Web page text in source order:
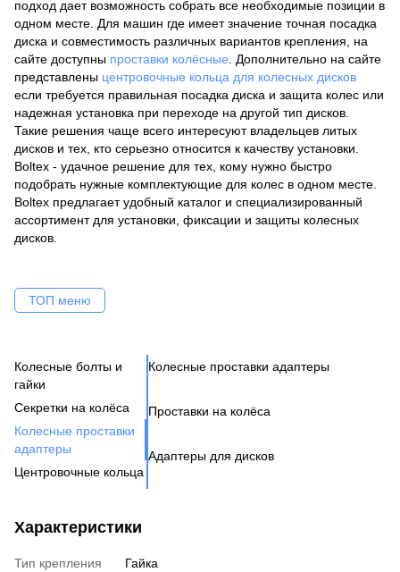
подход дает возможность собрать все необходимые позиции в
одном месте. Для машин где имеет значение точная посадка
диска и совместимость различных вариантов крепления, на
сайте доступны проставки колёсные . Дополнительно на сайте
представлены центровочные кольца для колесных дисков
если требуется правильная посадка диска и защита колес или
надежная установка при переходе на другой тип дисков.
Такие решения чаще всего интересуют владельцев литых
дисков и тех, кто серьезно относится к качеству установки.
Boltex - удачное решение для тех, кому нужно быстро
подобрать нужные комплектующие для колес в одном месте.
Boltex предлагает удобный каталог и специализированный
ассортимент для установки, фиксации и защиты колесных
дисков.
ТОП меню
Колесные болты и
гайки
Секретки на колёса
Колесные проставки
адаптеры
Центровочные кольца
давления
Колесные проставки адаптеры
Проставки на колёса
Адаптеры для дисков
Характеристики
Тип крепления
Гайка